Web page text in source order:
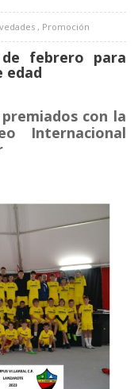
, Promoción
febrero para
edad
con la
Internacional